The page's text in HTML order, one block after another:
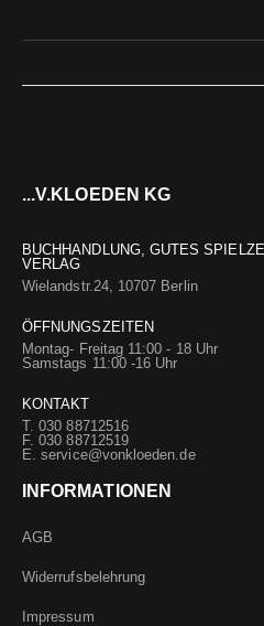
...V.KLOEDEN KG
BUCHHANDLUNG, GUTES
VERLAG
Wielandstr.24, 10707 Berlin
ÖFFNUNGSZEITEN
Montag- Freitag 11:00 - 18 Uhr
Samstags 11:00 -16 Uhr
KONTAKT
T. 030 88712516
F. 030 88712519
E.service@vonkloeden.de
INFORMATIONEN
AGB
Widerrufsbelehrung
Impressum